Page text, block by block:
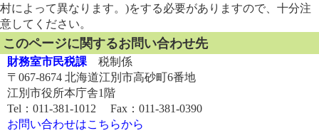
村によって異なります。)をする必要がありますので、十分注
意してください。
このページに関するお問い合わせ先
財務室市民税課税制係
〒067-8674 北海道江別市高砂町6番地
江別市役所本庁舎1階
Tel：011-381-1012 Fax：011-381-0390
お問い合わせはこちらから